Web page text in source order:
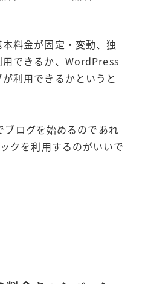
料金が固定・変動、独
できるか、WordPress
利用できるかというと
ログを始めるのであれ
クを利用するのがいいで